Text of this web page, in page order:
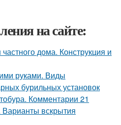
на сайте:
дома. Конструкция и
руками. Виды
бурильных установок
Комментарии 21
вскрытия